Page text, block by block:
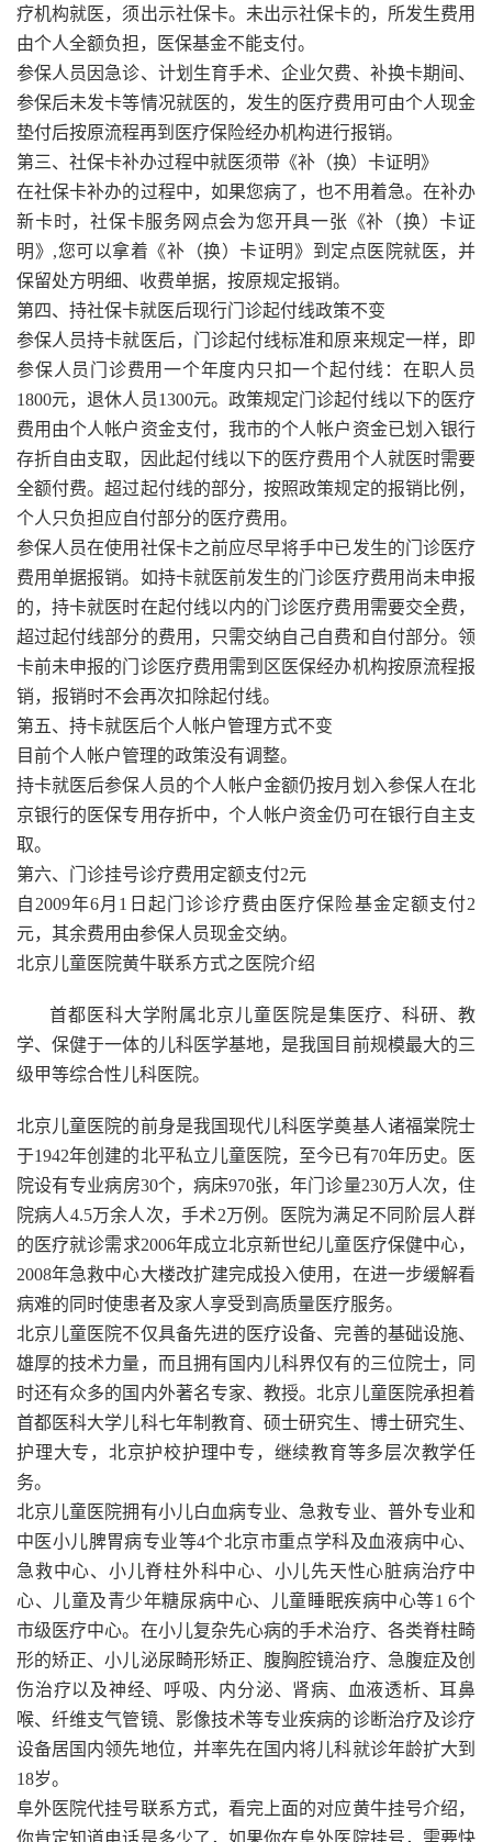
疗机构就医，须出示社保卡。未出示社保卡的，所发生费用
由个人全额负担，医保基金不能支付。
参保人员因急诊、计划生育手术、企业欠费、补换卡期间、
参保后未发卡等情况就医的，发生的医疗费用可由个人现金
垫付后按原流程再到医疗保险经办机构进行报销。
第三、社保卡补办过程中就医须带《补（换）卡证明》
在社保卡补办的过程中，如果您病了，也不用着急。在补办
新卡时，社保卡服务网点会为您开具一张《补（换）卡证
明》,您可以拿着《补（换）卡证明》到定点医院就医，并
保留处方明细、收费单据，按原规定报销。
第四、持社保卡就医后现行门诊起付线政策不变
参保人员持卡就医后，门诊起付线标准和原来规定一样，即
参保人员门诊费用一个年度内只扣一个起付线：在职人员
1800元，退休人员1300元。政策规定门诊起付线以下的医疗
费用由个人帐户资金支付，我市的个人帐户资金已划入银行
存折自由支取，因此起付线以下的医疗费用个人就医时需要
全额付费。超过起付线的部分，按照政策规定的报销比例，
个人只负担应自付部分的医疗费用。
参保人员在使用社保卡之前应尽早将手中已发生的门诊医疗
费用单据报销。如持卡就医前发生的门诊医疗费用尚未申报
的，持卡就医时在起付线以内的门诊医疗费用需要交全费，
超过起付线部分的费用，只需交纳自己自费和自付部分。领
卡前未申报的门诊医疗费用需到区医保经办机构按原流程报
销，报销时不会再次扣除起付线。
第五、持卡就医后个人帐户管理方式不变
目前个人帐户管理的政策没有调整。
持卡就医后参保人员的个人帐户金额仍按月划入参保人在北
京银行的医保专用存折中，个人帐户资金仍可在银行自主支
取。
第六、门诊挂号诊疗费用定额支付2元
自2009年6月1日起门诊诊疗费由医疗保险基金定额支付2
元，其余费用由参保人员现金交纳。
北京儿童医院黄牛联系方式之医院介绍
首都医科大学附属北京儿童医院是集医疗、科研、教
学、保健于一体的儿科医学基地，是我国目前规模最大的三
级甲等综合性儿科医院。
北京儿童医院的前身是我国现代儿科医学奠基人诸福棠院士
于1942年创建的北平私立儿童医院，至今已有70年历史。医
院设有专业病房30个，病床970张，年门诊量230万人次，住
院病人4.5万余人次，手术2万例。医院为满足不同阶层人群
的医疗就诊需求2006年成立北京新世纪儿童医疗保健中心，
2008年急救中心大楼改扩建完成投入使用，在进一步缓解看
病难的同时使患者及家人享受到高质量医疗服务。
北京儿童医院不仅具备先进的医疗设备、完善的基础设施、
雄厚的技术力量，而且拥有国内儿科界仅有的三位院士，同
时还有众多的国内外著名专家、教授。北京儿童医院承担着
首都医科大学儿科七年制教育、硕士研究生、博士研究生、
护理大专，北京护校护理中专，继续教育等多层次教学任
务。
北京儿童医院拥有小儿白血病专业、急救专业、普外专业和
中医小儿脾胃病专业等4个北京市重点学科及血液病中心、
急救中心、小儿脊柱外科中心、小儿先天性心脏病治疗中
心、儿童及青少年糖尿病中心、儿童睡眠疾病中心等1 6个
市级医疗中心。在小儿复杂先心病的手术治疗、各类脊柱畸
形的矫正、小儿泌尿畸形矫正、腹胸腔镜治疗、急腹症及创
伤治疗以及神经、呼吸、内分泌、肾病、血液透析、耳鼻
喉、纤维支气管镜、影像技术等专业疾病的诊断治疗及诊疗
设备居国内领先地位，并率先在国内将儿科就诊年龄扩大到
18岁。
阜外医院代挂号联系方式，看完上面的对应黄牛挂号介绍，